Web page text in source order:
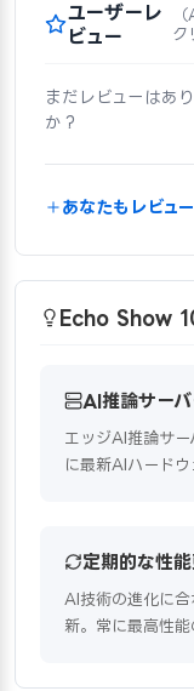
ユーザーレ
ビュー
ク
まだレビューはあ
か？
あなたもレビュ
Echo Show
AI推論サー
エッジAI推論サ
に最新AIハードウ
定期的な性
AI技術の進化に
新。常に最高性能